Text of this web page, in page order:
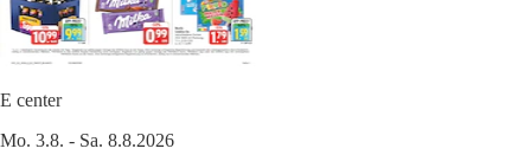
E center
Mo. 3.8. - Sa. 8.8.2026